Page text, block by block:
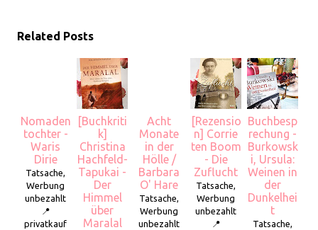
Related Posts
Nomaden
tochter -
Waris
Dirie
Tatsache,
Werbung
unbezahlt
📍
privatkauf
[Buchkriti
k]
Christina
Hachfeld-
Tapukai -
Der
Himmel
über
Maralal
Acht
Monate
in der
Hölle /
Barbara
O' Hare
Tatsache,
Werbung
unbezahlt
[Rezensio
n] Corrie
ten Boom
- Die
Zuflucht
Tatsache,
Werbung
unbezahlt
📍
Buchbesp
rechung -
Burkowsk
i, Ursula:
Weinen in
der
Dunkelhei
t
Tatsache,